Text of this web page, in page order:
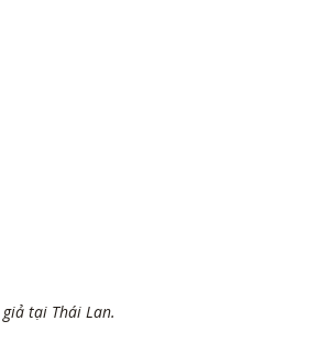
tại Thái Lan.